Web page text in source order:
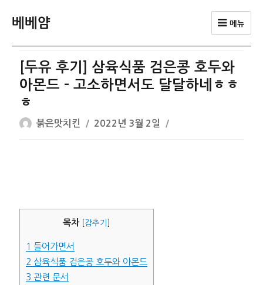
베베얌 메뉴
[두유 후기] 삼육식품 검은콩 호두와
아몬드 – 고소하면서도 달달하네ㅎㅎ
ㅎ
글
쓴
붉은맛치킨
작
성
2022년 3월 2일
목차 감추기
1 들어가면서
2 삼육식품 검은콩 호두와 아몬드
3 관련 문서